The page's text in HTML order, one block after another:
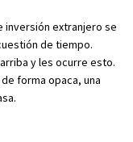
inversión extranjero se
de tiempo.
y les ocurre esto.
forma opaca, una